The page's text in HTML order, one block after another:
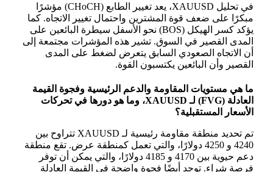
في تحليل XAUUSD، يعد تغيير الطابع (CHoCH) مؤشرًا
مبكرًا على ضعف قوة المشترين واحتمال تغيير الاتجاه. كما
يؤكد كسر الهيكل (BOS) نحو الأسفل سيطرة البائعين على
المدى القصير في السوق. تشير هذه المؤشرات مجتمعة إلى
أن الاتجاه الصعودي السابق يتعرض لضغط على المدى
القصير وأن البائعين يكتسبون القوة.
ما هي مستويات المقاومة والدعم الرئيسية وفجوة القيمة
العادلة (FVG) لـ XAUUSD، وما هو دورها في تحركات
الأسعار المستقبلية؟
تم تحديد منطقة مقاومة رئيسية لـ XAUUSD تتراوح بين
4240 و 4250 دولارًا، والتي تعمل كمنطقة عرض. تقع منطقة
دعم حيوية بين 4170 و 4185 دولارًا، والتي يمكن أن توفر
فرصة شراء. توجد أيضًا فجوة واضحة في القيمة العادلة